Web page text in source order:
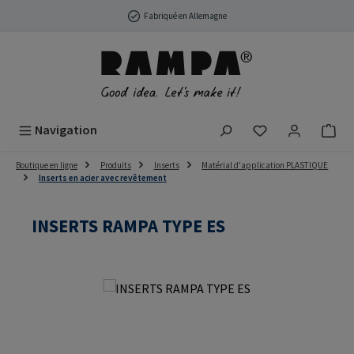
Passer au contenu principalFabriqué en Allemagne
Navigation Vous avez 0
Boutique en ligne Produits Inserts
Matérial d'application PLASTIQUE
Inserts en acier avec revêtement
INSERTS RAMPA TYPE ES
Ignorer la galerie d'images